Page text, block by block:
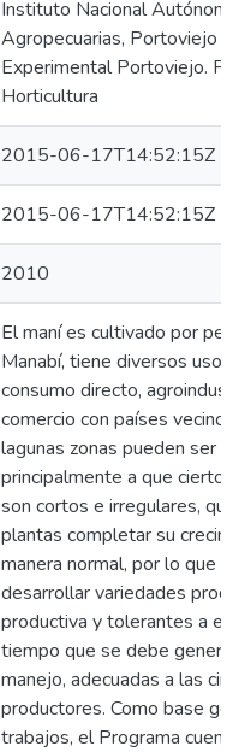
Instituto Nacional
Agropecuarias, Portoviejo
Experimental Portoviejo.
Horticultura
2015-06-17T14:52:15Z
2015-06-17T14:52:15Z
2010
El maní es cultivado por
Manabí, tiene diversos
consumo directo,
comercio con países
lagunas zonas pueden ser
principalmente a que
son cortos e irregulares,
plantas completar su
manera normal, por lo que
desarrollar variedades
productiva y tolerantes a
tiempo que se debe
manejo, adecuadas a las
productores. Como base
trabajos, el Programa